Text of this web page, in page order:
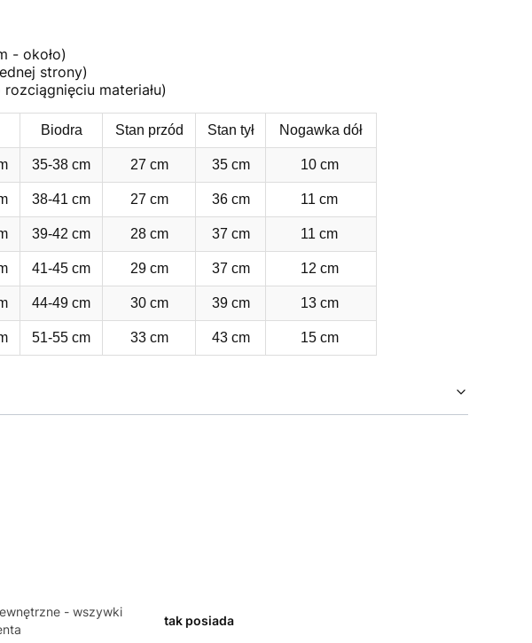
- około)
strony)
materiału)
Biodra Stan przód Stan tył Nogawka dół
35-38 cm 27 cm 35 cm 10 cm
38-41 cm 27 cm 36 cm 11 cm
39-42 cm 28 cm 37 cm 11 cm
41-45 cm 29 cm 37 cm 12 cm
44-49 cm 30 cm 39 cm 13 cm
51-55 cm 33 cm 43 cm 15 cm
- wszywki
tak posiada